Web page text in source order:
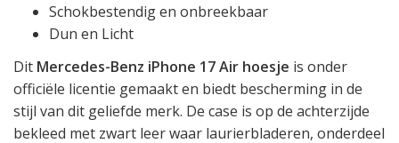
Schokbestendig en onbreekbaar
Dun en Licht
Dit Mercedes-Benz iPhone 17 Air hoesje is onder
officiële licentie gemaakt en biedt bescherming in de
stijl van dit geliefde merk. De case is op de achterzijde
bekleed met zwart leer waar laurierbladeren, onderdeel